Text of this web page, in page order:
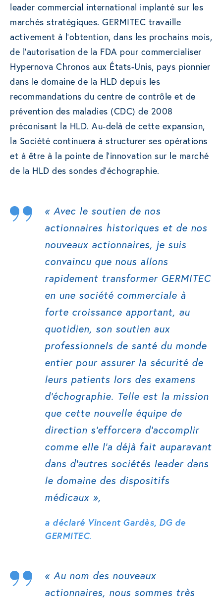
leader commercial international implanté sur les
marchés stratégiques. GERMITEC travaille
activement à l’obtention, dans les prochains mois,
de l’autorisation de la FDA pour commercialiser
Hypernova Chronos aux États-Unis, pays pionnier
dans le domaine de la HLD depuis les
recommandations du centre de contrôle et de
prévention des maladies (CDC) de 2008
préconisant la HLD. Au-delà de cette expansion,
la Société continuera à structurer ses opérations
et à être à la pointe de l’innovation sur le marché
de la HLD des sondes d’échographie.
« Avec le soutien de nos
actionnaires historiques et de nos
nouveaux actionnaires, je suis
convaincu que nous allons
rapidement transformer GERMITEC
en une société commerciale à
forte croissance apportant, au
quotidien, son soutien aux
professionnels de santé du monde
entier pour assurer la sécurité de
leurs patients lors des examens
d’échographie. Telle est la mission
que cette nouvelle équipe de
direction s’efforcera d’accomplir
comme elle l’a déjà fait auparavant
dans d’autres sociétés leader dans
le domaine des dispositifs
médicaux »,
a déclaré Vincent Gardès, DG de
GERMITEC.
« Au nom des nouveaux
actionnaires, nous sommes très